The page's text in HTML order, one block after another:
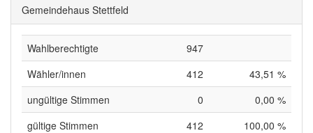
Gemeindehaus Stettfeld
Wahlberechtigte
947
Wähler/innen
412
43,51 %
ungültige Stimmen
0
0,00 %
gültige Stimmen
412 100,00 %